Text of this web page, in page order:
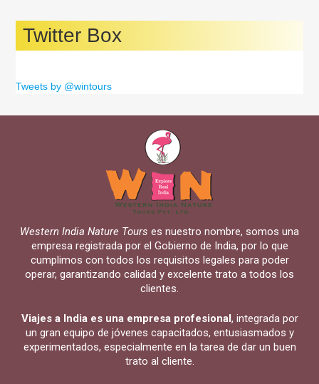
Twitter Box
Tweets by @wintours
Western India Nature Tours es nuestro nombre, somos una
empresa registrada por el Gobierno de India, por lo que
cumplimos con todos los requisitos legales para poder
operar, garantizando calidad y excelente trato a todos los
clientes.
Viajes a India es una empresa profesional, integrada por
un gran equipo de jóvenes capacitados, entusiasmados y
experimentados, especialmente en la tarea de dar un buen
trato al cliente.